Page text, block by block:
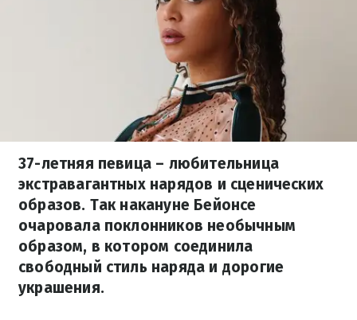
37-летняя певица – любительница
экстравагантных нарядов и сценических
образов. Так накануне Бейонсе
очаровала поклонников необычным
образом, в котором соединила
свободный стиль наряда и дорогие
украшения.